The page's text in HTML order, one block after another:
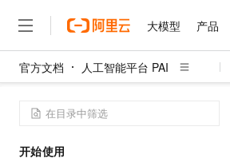
大模型 产品
官方文档 人工智能平台 PAI
开始使用
大模型
产品
解决方案
权益
定价
云市场
伙伴
服务
了解阿里云